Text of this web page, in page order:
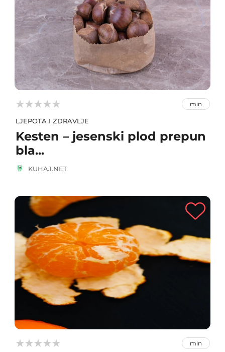


 min
LJEPOTA I ZDRAVLJE
Kesten – jesenski plod prepun
bla...
KUHAJ.NET


 min